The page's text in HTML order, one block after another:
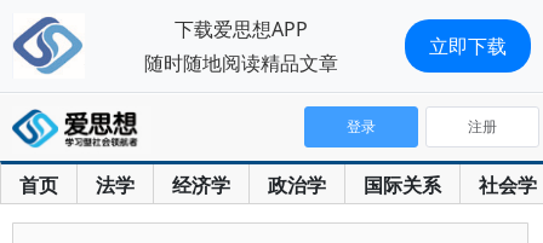
首页 法学 经济学 政治学 国际关系 社会学
登录 注册
下载爱思想APP
随时随地阅读精品文章
立即下载